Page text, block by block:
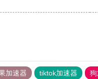
加速器 tiktok加速器